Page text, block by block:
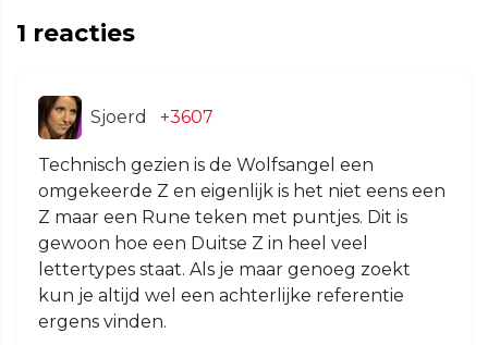
1 reacties
Sjoerd +3607
Technisch gezien is de Wolfsangel een
omgekeerde Z en eigenlijk is het niet eens een
Z maar een Rune teken met puntjes. Dit is
gewoon hoe een Duitse Z in heel veel
lettertypes staat. Als je maar genoeg zoekt
kun je altijd wel een achterlijke referentie
ergens vinden.